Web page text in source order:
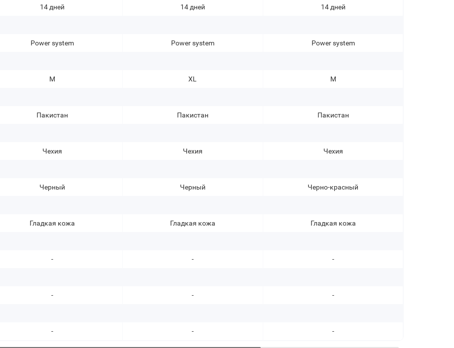
14 дней
Power system
M
Пакистан
Чехия
Черный
Гладкая кожа
-
-
-
14 дней
Power system
XL
Пакистан
Чехия
Черный
Гладкая кожа
-
-
-
14 дней
Power system
M
Пакистан
Чехия
Черно-красный
Гладкая кожа
-
-
-